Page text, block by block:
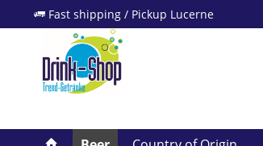
Fast shipping / Pickup Lucerne